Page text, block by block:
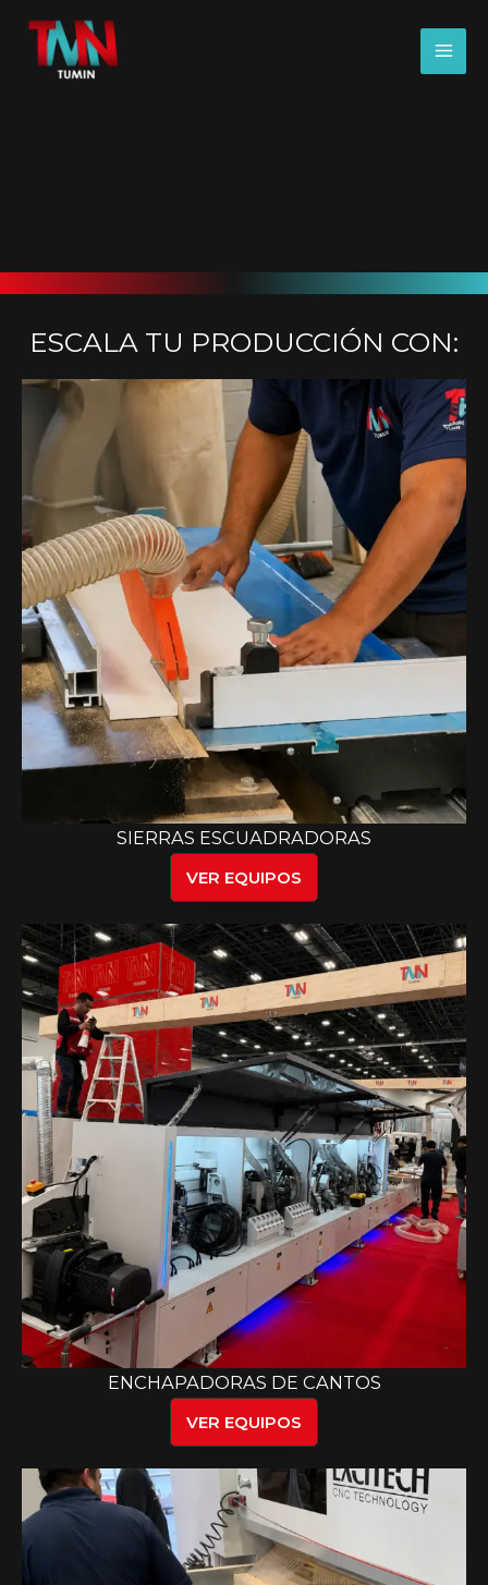
contenido
ESCALA TU PRODUCCIÓN CON:
SIERRAS ESCUADRADORAS
VER EQUIPOS
ENCHAPADORAS DE CANTOS
VER EQUIPOS